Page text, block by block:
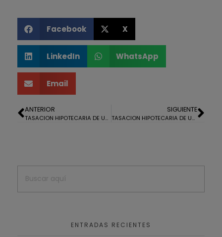
Facebook X
LinkedIn WhatsApp
Email
ANTERIOR
TASACION HIPOTECARIA DE UN SOLAR EN ISLANTILLA
SIGUIENTE
TASACION HIPOTECARIA DE UN ADOSADO VPO EN PUNTA UMBRIA
ENTRADAS RECIENTES